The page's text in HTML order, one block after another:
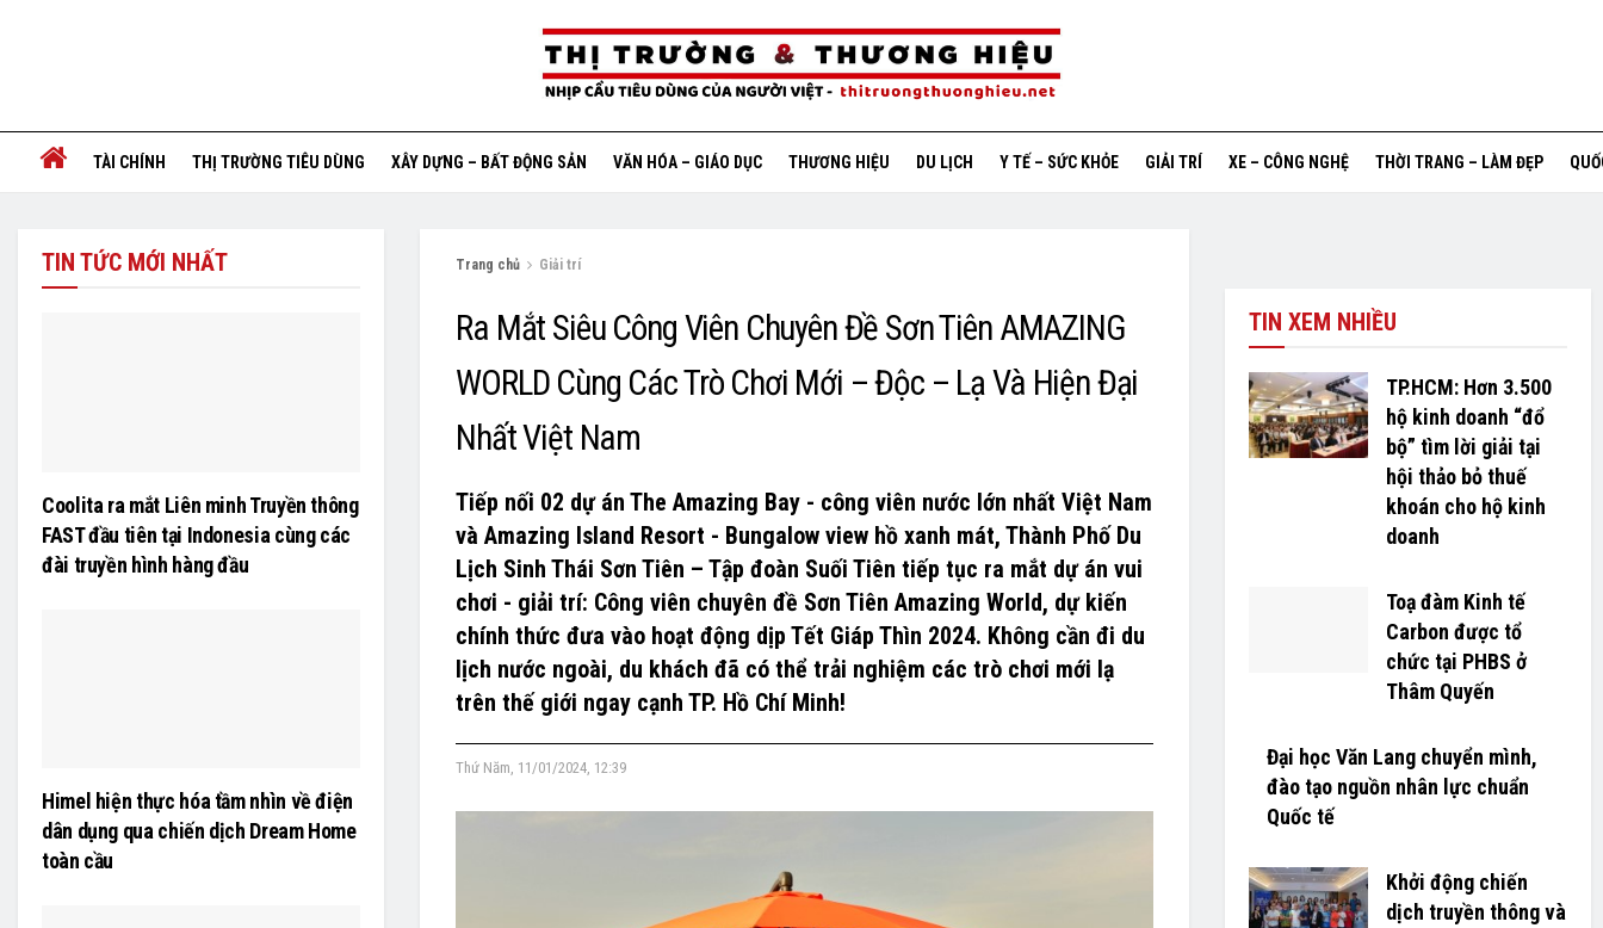
TÀI CHÍNH THỊ TRƯỜNG TIÊU DÙNG XÂY DỰNG – BẤT ĐỘNG SẢN VĂN HÓA – GIÁO DỤC THƯƠNG HIỆU DU LỊCH Y TẾ – SỨC KHỎE GIẢI TRÍ XE – CÔNG NGHỆ THỜI TRANG – LÀM ĐẸP
Trang chủ Giải trí
Ra Mắt Siêu Công Viên Chuyên Đề Sơn Tiên AMAZING
WORLD Cùng Các Trò Chơi Mới – Độc – Lạ Và Hiện Đại
Nhất Việt Nam
Tiếp nối 02 dự án The Amazing Bay - công viên nước lớn nhất Việt Nam
và Amazing Island Resort - Bungalow view hồ xanh mát, Thành Phố Du
Lịch Sinh Thái Sơn Tiên – Tập đoàn Suối Tiên tiếp tục ra mắt dự án vui
chơi - giải trí: Công viên chuyên đề Sơn Tiên Amazing World, dự kiến
chính thức đưa vào hoạt động dịp Tết Giáp Thìn 2024. Không cần đi du
lịch nước ngoài, du khách đã có thể trải nghiệm các trò chơi mới lạ
trên thế giới ngay cạnh TP. Hồ Chí Minh!
Thứ Năm, 11/01/2024, 12:39
TIN TỨC MỚI NHẤT
Coolita ra mắt Liên minh Truyền thông
FAST đầu tiên tại Indonesia cùng các
đài truyền hình hàng đầu
Himel hiện thực hóa tầm nhìn về điện
dân dụng qua chiến dịch Dream Home
toàn cầu
TIN XEM NHIỀU
TP.HCM: Hơn 3.500
hộ kinh doanh “đổ
bộ” tìm lời giải tại
hội thảo bỏ thuế
khoán cho hộ kinh
doanh
Toạ đàm Kinh tế
Carbon được tổ
chức tại PHBS ở
Thâm Quyến
Đại học Văn Lang chuyển mình,
đào tạo nguồn nhân lực chuẩn
Quốc tế
Khởi động chiến
dịch truyền thông và